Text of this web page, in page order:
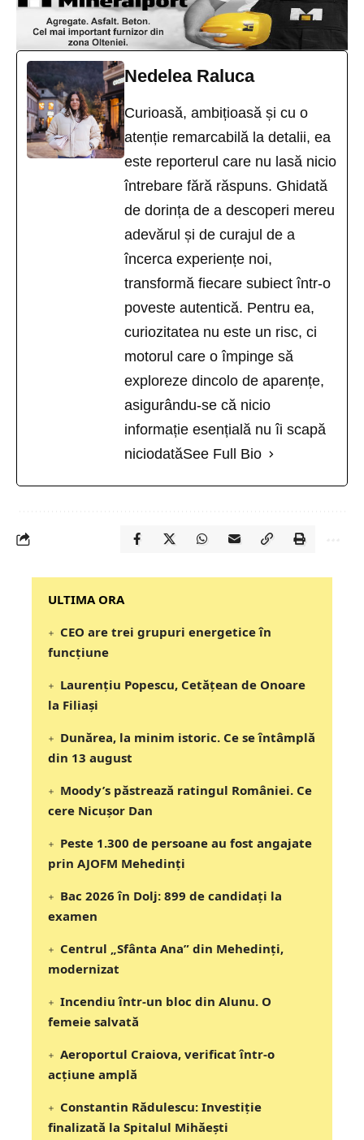
Nedelea Raluca
Curioasă, ambițioasă și cu o
atenție remarcabilă la detalii, ea
este reporterul care nu lasă nicio
întrebare fără răspuns. Ghidată
de dorința de a descoperi mereu
adevărul și de curajul de a
încerca experiențe noi,
transformă fiecare subiect într-o
poveste autentică. Pentru ea,
curiozitatea nu este un risc, ci
motorul care o împinge să
exploreze dincolo de aparențe,
asigurându-se că nicio
informație esențială nu îi scapă
niciodatăSee Full Bio
‎‎‎‎‎‎‎ULTIMA ORA
CEO are trei grupuri energetice în
funcțiune
Laurențiu Popescu, Cetățean de Onoare
la Filiași
Dunărea, la minim istoric. Ce se întâmplă
din 13 august
Moody’s păstrează ratingul României. Ce
cere Nicușor Dan
Peste 1.300 de persoane au fost angajate
prin AJOFM Mehedinți
Bac 2026 în Dolj: 899 de candidați la
examen
Centrul „Sfânta Ana” din Mehedinți,
modernizat
Incendiu într-un bloc din Alunu. O
femeie salvată
Aeroportul Craiova, verificat într-o
acțiune amplă
Constantin Rădulescu: Investiție
finalizată la Spitalul Mihăești